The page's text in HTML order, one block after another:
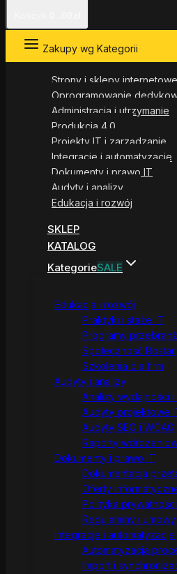
Zakupy wg Kategorii
Strony i sklepy internetowe
Oprogramowanie
Administracja i utrzymanie
Produkcja 4.0
Projekty IT i zarządzanie
Integracje i automatyzacje
Dokumenty i prawo IT
Audyty i analizy
Edukacja i rozwój
SKLEP
KATALOG
KategorieSALE
Edukacja i rozwój
Praktyki i staże IT
Programy
Społeczność Rostar
Szkolenia dla firm
Audyty i analizy
Analizy wydajności
Audyty projektowe
Audyty SEO i WCAG
Raporty
Dokumenty i prawo IT
Dokumentacja
Oferty
Polityka
Regulaminy i umowy
Integracje i automatyzacje
Automatyzacja
Import i